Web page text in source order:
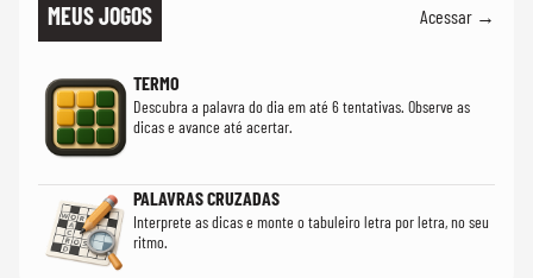
MEUS JOGOS Acessar →
TERMO
Descubra a palavra do dia em até 6 tentativas. Observe as
dicas e avance até acertar.
PALAVRAS CRUZADAS
Interprete as dicas e monte o tabuleiro letra por letra, no seu
ritmo.